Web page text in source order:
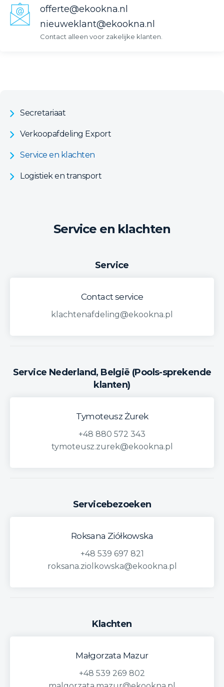
offerte@ekookna.nl
nieuweklant@ekookna.nl
Contact alleen voor zakelijke klanten.
Secretariaat
Verkoopafdeling Export
Service en klachten
Logistiek en transport
Service en klachten
Service
Contact service
klachtenafdeling@ekookna.pl
Service Nederland, België (Pools-sprekende
klanten)
Tymoteusz Żurek
+48 880 572 343
tymoteusz.zurek@ekookna.pl
Servicebezoeken
Roksana Ziółkowska
+48 539 697 821
roksana.ziolkowska@ekookna.pl
Klachten
Małgorzata Mazur
+48 539 269 802